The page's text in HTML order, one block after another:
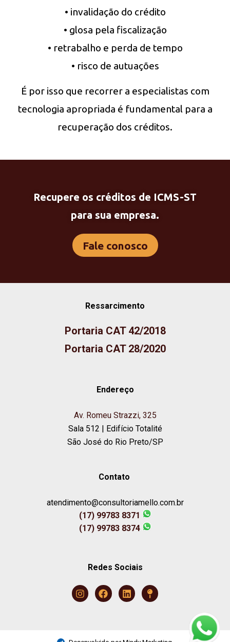
• invalidação do crédito
• glosa pela fiscalização
• retrabalho e perda de tempo
• risco de autuações
É por isso que recorrer a especialistas com
tecnologia apropriada é fundamental para a
recuperação dos créditos.
Recupere os créditos de ICMS-ST
para sua empresa.
Fale conosco
Ressarcimento
Portaria CAT 42/2018
Portaria CAT 28/2020
Endereço
Av. Romeu Strazzi, 325
Sala 512 | Edifício Totalité
São José do Rio Preto/SP
Contato
atendimento@consultoriamello.com.br
(17) 99783 8371
(17) 99783 8374
Redes Sociais